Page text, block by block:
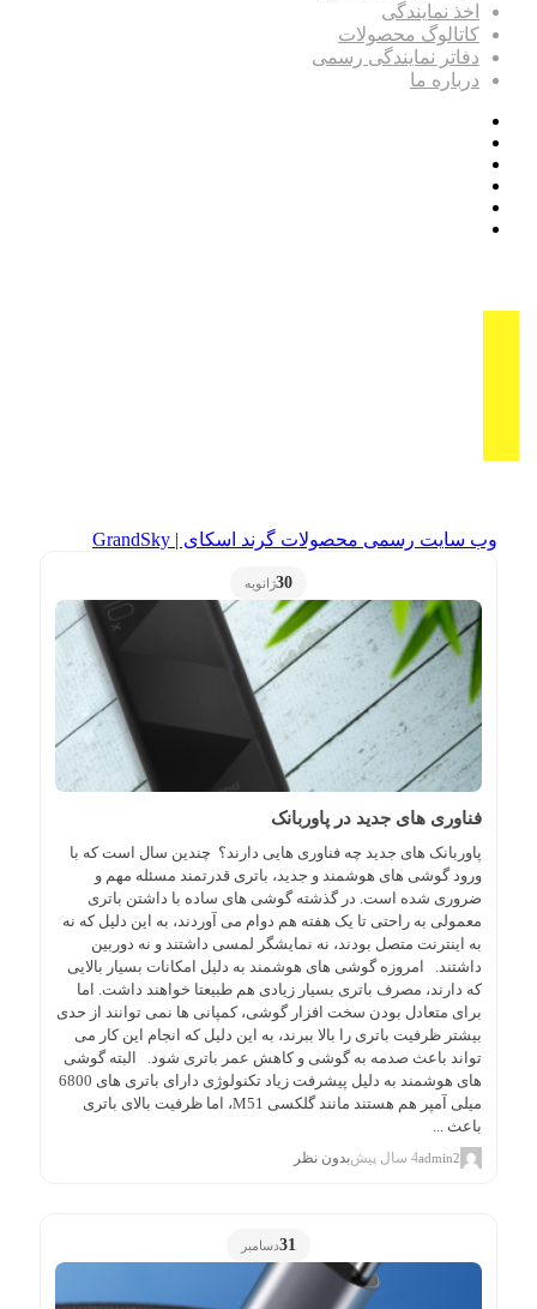
اخذ نمایندگی
کاتالوگ محصولات
دفاتر نمایندگی رسمی
درباره ما
وب سایت رسمی محصولات گرند اسکای | GrandSky
30ژانویه
فناوری های جدید در پاوربانک
پاوربانک های جدید چه فناوری هایی دارند؟ چندین سال است که با
ورود گوشی های هوشمند و جدید، باتری قدرتمند مسئله مهم و
ضروری شده است. در گذشته گوشی های ساده با داشتن باتری
معمولی به راحتی تا یک هفته هم دوام می آوردند، به این دلیل که نه
به اینترنت متصل بودند، نه نمایشگر لمسی داشتند و نه دوربین
داشتند. امروزه گوشی های هوشمند به دلیل امکانات بسیار بالایی
که دارند، مصرف باتری بسیار زیادی هم طبیعتا خواهند داشت. اما
برای متعادل بودن سخت افزار گوشی، کمپانی ها نمی توانند از حدی
بیشتر ظرفیت باتری را بالا ببرند، به این دلیل که انجام این کار می
تواند باعث صدمه به گوشی و کاهش عمر باتری شود. البته گوشی
های هوشمند به دلیل پیشرفت زیاد تکنولوژی دارای باتری های 6800
میلی آمپر هم هستند مانند گلکسی M51، اما ظرفیت بالای باتری
باعث ...
admin24 سال پیش بدون نظر
31دسامبر